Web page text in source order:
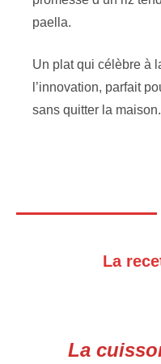
paella.
Un plat qui célèbre à
l’innovation, parfait
sans quitter la maison.
La
La